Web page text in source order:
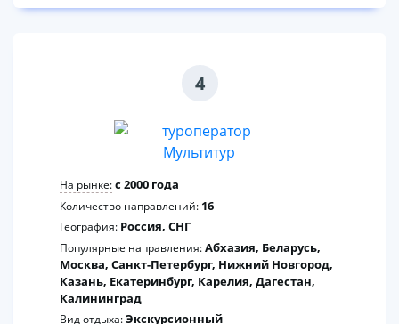
4
На рынке:c 2000 года
Количество направлений: 16
География: Россия, СНГ
Популярные направления:Абхазия, Беларусь,
Москва, Санкт-Петербург, Нижний Новгород,
Казань, Екатеринбург, Карелия, Дагестан,
Калининград
Вид отдыха:Экскурсионный